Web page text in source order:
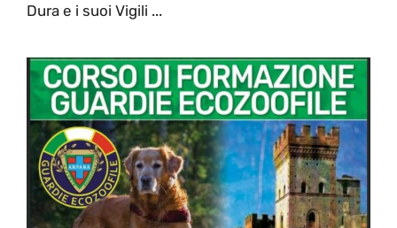
Dura e i suoi Vigili ...